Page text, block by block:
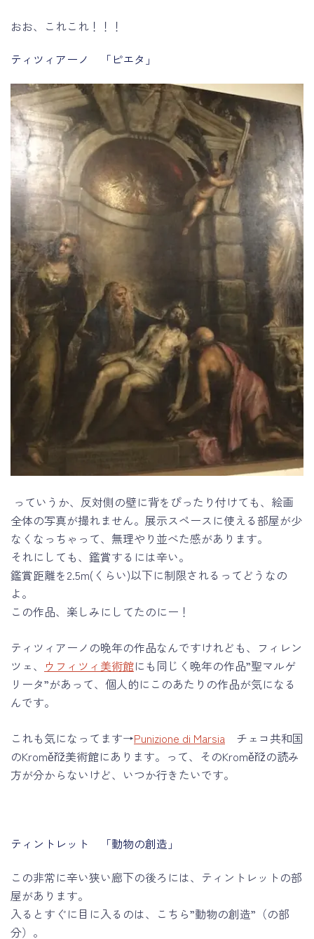
おお、これこれ！！！
ティツィアーノ 「ピエタ」
っていうか、反対側の壁に背をぴったり付けても、絵画
全体の写真が撮れません。展示スペースに使える部屋が少
なくなっちゃって、無理やり並べた感があります。
それにしても、鑑賞するには辛い。
鑑賞距離を2.5m(くらい)以下に制限されるってどうなの
よ。
この作品、楽しみにしてたのにー！
ティツィアーノの晩年の作品なんですけれども、フィレン
ツェ、 ウフィツィ美術館にも同じく晩年の作品”聖マルゲ
リータ”があって、個人的にこのあたりの作品が気になる
んです。
これも気になってます→Punizione di Marsia チェコ共和国
のKroměříž美術館にあります。って、そのKroměřížの読み
方が分からないけど、いつか行きたいです。
ティントレット 「動物の創造」
この非常に辛い狭い廊下の後ろには、ティントレットの部
屋があります。
入るとすぐに目に入るのは、こちら”動物の創造”（の部
分）。